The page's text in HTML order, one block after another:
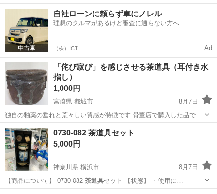
なります。 上品な絵付けが施された和風デザインで、来客用や普段使
いにもおすすめです。 長期保管品のため木箱に経年による汚れや傷み
がありますが、目立つ欠け...
東京 北区 駒込駅 食器 急須
自社ローンに頼らず車にノレル
理想のクルマがあるけど審査に通らない方へ
（株）ICT Ad
「侘び寂び」を感じさせる茶道具（耳付き水
指し）
1,000円
宮崎県 都城市
8月7日
独自の釉薬の垂れと荒々しい質感が特徴です 骨董店で購入した品で、
使い込まれた味わいと風情を醸し出しています 用途 : インテリア・
花器等々 高さ : 14 直径 : 17
宮崎 都城市 インテリア雑貨/小物
0730-082 茶道具セット
5,000円
神奈川県 横浜市
8月7日
【商品について】 0730-082 茶道具 セット 【状態】 ・使用に…